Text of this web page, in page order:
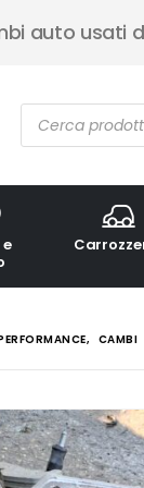
auto usati
Ricerca
prodotti
, CAMBI